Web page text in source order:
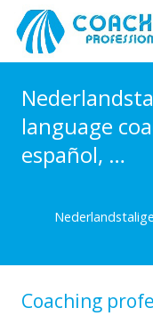
language
español, …
Coaching